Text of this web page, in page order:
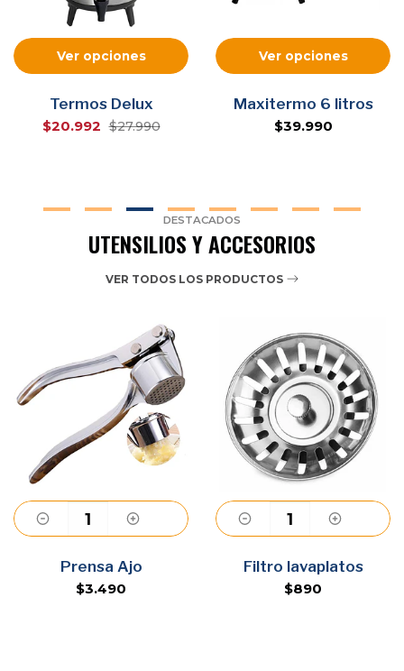
Ver opciones
Termos Delux
$20.992 $27.990
Ver opciones
Maxitermo 6 litros
$39.990
DESTACADOS
UTENSILIOS Y ACCESORIOS
VER TODOS LOS PRODUCTOS
Agregar
Prensa Ajo
$3.490
Agregar
Filtro lavaplatos
$890